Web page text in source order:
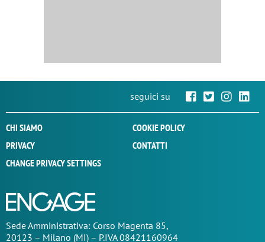
seguici su
CHI SIAMO
COOKIE POLICY
PRIVACY
CONTATTI
CHANGE PRIVACY SETTINGS
SedeAmministrativa: Corso Magenta 85,
20123 – Milano (MI) – P.IVA 08421160964